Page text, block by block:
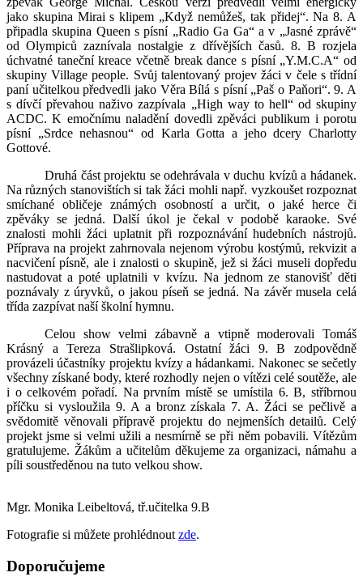
jako skupina Mirai s klipem „Když nemůžeš, tak přidej“. Na 8. A
připadla skupina Queen s písní „Radio Ga Ga“ a v „Jasné zprávě“
od Olympiců zaznívala nostalgie z dřívějších časů. 8. B rozjela
úchvatné taneční kreace včetně break dance s písní „Y.M.C.A“ od
skupiny Village people. Svůj talentovaný projev žáci v čele s třídní
paní učitelkou předvedli jako Věra Bílá s písní „Paš o Paňori“. 9. A
s dívčí převahou naživo zazpívala „High way to hell“ od skupiny
ACDC. K emočnímu naladění dovedli zpěváci publikum i porotu
písní „Srdce nehasnou“ od Karla Gotta a jeho dcery Charlotty
Gottové.
Druhá část projektu se odehrávala v duchu kvízů a hádanek.
Na různých stanovištích si tak žáci mohli např. vyzkoušet rozpoznat
smíchané obličeje známých osobností a určit, o jaké herce či
zpěváky se jedná. Další úkol je čekal v podobě karaoke. Své
znalosti mohli žáci uplatnit při rozpoznávání hudebních nástrojů.
Příprava na projekt zahrnovala nejenom výrobu kostýmů, rekvizit a
nacvičení písně, ale i znalosti o skupině, jež si žáci museli dopředu
nastudovat a poté uplatnili v kvízu. Na jednom ze stanovišť děti
poznávaly z úryvků, o jakou píseň se jedná. Na závěr musela celá
třída zazpívat naší školní hymnu.
Celou show velmi zábavně a vtipně moderovali Tomáš
Krásný a Tereza Strašlipková. Ostatní žáci 9. B zodpovědně
provázeli účastníky projektu kvízy a hádankami. Nakonec se sečetly
všechny získané body, které rozhodly nejen o vítězi celé soutěže, ale
i o celkovém pořadí. Na prvním místě se umístila 6. B, stříbrnou
příčku si vysloužila 9. A a bronz získala 7. A. Žáci se pečlivě a
svědomitě věnovali přípravě projektu do nejmenších detailů. Celý
projekt jsme si velmi užili a nesmírně se při něm pobavili. Vítězům
gratulujeme. Žákům a učitelům děkujeme za organizaci, námahu a
píli soustředěnou na tuto velkou show.
Mgr. Monika Leibeltová, tř.učitelka 9.B
Fotografie si můžete prohlédnout zde.
Doporučujeme